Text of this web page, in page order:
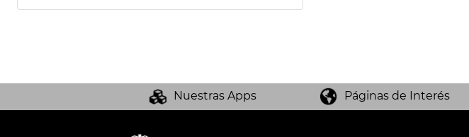
Nuestras Apps Páginas de Interés